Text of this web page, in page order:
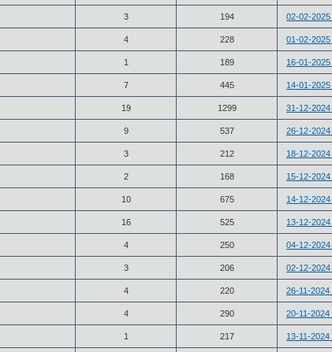
3 194 02-02-
4 228 01-02-
1 189 16-01-2025
7 445 14-01-
19 1299 31-12-
9 537 26-12-
3 212 18-12-
2 168 15-12-
10 675 14-12-
16 525 13-12-
4 250 04-12-
3 206 02-12-
4 220 26-11-2024
4 290 20-11-2024
1 217 13-11-